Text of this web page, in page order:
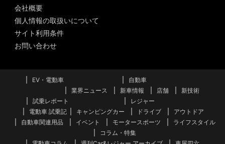
会社概要
個人情報の取扱いについて
サイト利用条件
お問い合わせ
EV・電動車
自動車
業界ニュース
新車情報 店舗
新技術
試乗レポート
電動車 試乗記
レジャー
キャンピングカー
ドライブ
アウトドア
自動車関連用品
イベント モータースポーツ
ライフスタイル
コラム・特集